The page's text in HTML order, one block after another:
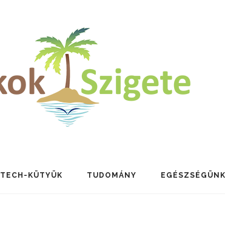
TECH-KÜTYÜK TUDOMÁNY EGÉSZSÉGÜNK